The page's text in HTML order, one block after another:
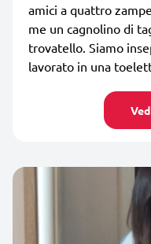
amici a quattro
me un cagnolino di
trovatello. Siamo
lavorato in una